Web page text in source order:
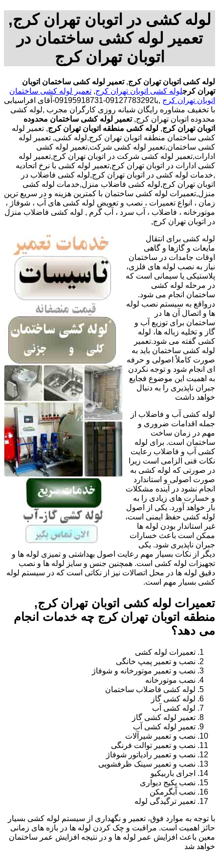
لوله کشی در اتوبان تهران کرج,
تعمیر لوله کشی ساختمان در
اتوبان تهران کرج
لوله کشی اتوبان تهران کرج,تعمیر لوله کشی ساختمان اتوبان
تهران کرجلوله کشی اتوبان تهران کرج, تعمیر لوله کشی ساختمان
اتوبان تهران کرج ,با
09127783292-09195918731-آقای افراسیابی
با تخفیف مشاوره رایگان شبانه روزی کارگران مجرب ,لوله کشی
محدوده اتوبان تهران کرج,تعمیر لوله کشی ساختمان محدوده
اتوبان تهران کرج, لوله کشی منطقه اتوبان تهران کرج, تعمیر لوله
کشی ساختمان منطقه اتوبان تهران کرج,لوله کشی, تعمیر لوله
کشی ساختمان,تعمیر لوله کشی شرکت,تعمیر لوله کشی
ادارات,تعمیر لوله کشی شرکت در اتوبان تهران کرج,تعمیر لوله
کشی ادارات در اتوبان تهران کرج,تعمیر لوله کشی با نرخ اتحادیه
,خدمات لوله کشی در اتوبان تهران کرج,لوله کشی فاضلاب در
اتوبان تهران کرج,لوله کشی فاضلاب منزل,خدمات لوله کشی
منزل,تعمیرات لوله کشی ساختمان با کمترین هزینه و در سریع ترین
زمان ، انواع تعمیرات ، نصب و تعویض لوله کشی های آب ، شوفاژ ،
موتورخانه ، فاضلاب ، آب سرد ، آب گرم , لوله کشی فاضلاب منزل
در اتوبان تهران کرج,
لوله کشی برای انتقال
مایعات و گازها و گاهی
اوقات جامدات در ساختمان
نیاز به نصب لوله های فلزی،
پلاستیکی یا سیمانی است که
در مرحله لوله کشی
ساختمان انجام می شود.
درواقع به سیستم نصب لوله
ها و اتصال آن ها در
ساختمان برای توزیع آب و
گاز و تخلیه زباله ها، لوله
کشی گفته می شود.تعمیر
لوله کشی ساختمان باید به
صورت کاملاً اصولی و حرفه
ای انجام شود و توجه نکردن
به اهمیت این موضوع فجایع
جبران ناپذیری را به دنبال
خواهد داشت
لوله کشی آب و فاضلاب از
جمله اقدامات ضروری و
مهم در زمان ساخت
ساختمان است. برای لوله
کشی آب و فاضلاب رعایت
نکات فنی الزامی است زیرا
در صورتی که لوله کشی به
صورت اصولی و استاندارد
انجام نشود در آینده مشکلات
و خسارت های زیادی را به
بار خواهد آورد. یکی از اصول
لوله کشی حفظ ایمنی است،
غیر استاندار بودن لوله ها
ممکن است باعث خسارات
جبران ناپذیری شود. یکی
دیگر از نکات بسیار مهم رعایت اصول بهداشتی و تمیزی لوله ها و
تجهیزات لوله کشی است. همچنین جنس و سایز لوله ها و نصب
دقیق لوله ها در محل اتصالات نیز از نکاتی است که در سیستم لوله
کشی بسیار مهم است.
تعمیرات لوله کشی اتوبان تهران کرج,
منطقه اتوبان تهران کرج چه خدمات انجام
می دهد؟
تعمیرات لوله کشی
نصب و تعمیر پمپ خانگی
نصب و تعمیر موتورخانه و شوفاژ
نصب موتورخانه
لوله کشی فاضلاب ساختمان
لوله کشی گاز
لوله کشی آب
تعمیر لوله کشی گاز
تعمیر لوله کشی آب
نصب و تعمیر شیرآلات
نصب و تعمیر توالت فرنگی
نصب و تعمیر رادیاتور شوفاژ
نصب و تعمیر سینک ظرفشویی
اجرای باربیکیو
نصب پکیج دیواری
نصب آبگرمکن
تعمیر ترگیدگی لوله
با توجه به موارد فوق، تعمیر و نگهداری از سیستم لوله کشی بسیار
حائز اهمیت است. مراقبت و چک کردن لوله ها در بازه های زمانی
معین باعث افزایش عمر لوله ها و در نتیجه افزایش عمر ساختمان
خواهد شد